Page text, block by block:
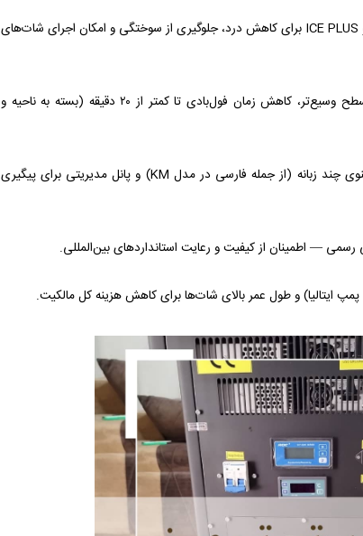
TEC، Air Cooling و ICE PLUS برای کاهش درد، جلوگیری از سوختگی و امکان اجرای شات‌های
پوشش سطح وسیع‌تر، کاهش زمان فول‌بادی تا کمتر از ۲۰ دقیقه (بسته به ناحیه و
نمایشگر ۱۵.۶ اینچ، منوی چند زبانه (از جمله فارسی در مدل KM) و پانل مدیریتی برای پیگیری
پمپ ایتالیا) و طول عمر بالای شات‌ها برای کاهش هزینه کل مالکیت.